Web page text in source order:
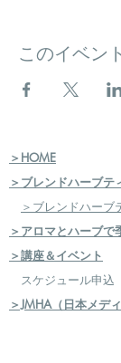
このイベン
＞HOME
＞ブレンドハーブテ
＞ブレンドハーブ
＞アロマとハーブで
＞講座＆イベント
スケジュール申込
＞JMHA（日本メデ